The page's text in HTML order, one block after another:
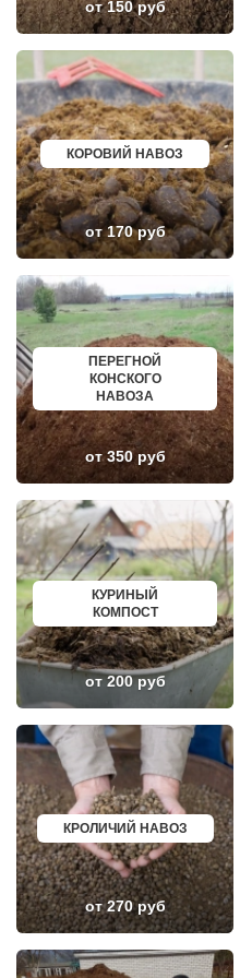
ЛОБНЯ
ЛОПАТИНСКИЙ
ЛОТОШИНО
ЛУКИНО
ЛУНЕВО
ЛУХОВИЦЫ
ЛЫТКАРИНО
ЛЬВОВСКИЙ
ЛЮБЕРЦЫ
ЛЮБУЧАНЫ
МАЛАХОВКА
МАЛИНО
МАМЫРИ
МАРФИНО
МЕНДЕЛЕЕВО
МЕШКОВО
МЕЩЕРИНО
МИХНЕВО
МИШЕРОНСКИЙ
МОЖАЙСК
МОЛОДЕЖНЫЙ
МОЛОКОВО
МОНИНО
МОСКОВСКИЙ
МУХАНОВО
МЫТИЩИ
НАРО-ФОМИНСК
НАХАБИНО
НЕКРАСОВКА
НЕКРАСОВСКИЙ
НЕМЧИНОВКА
НИЖНЕЕ ВАЛУЕВО
НОВИНКИ
НОВОБРАТЦЕВСКИЙ
НОВОИВАНОВСКОЕ
НОВОПЕТРОВСКОЕ
НОВОПОДРЕЗКОВО
НОВОСИНЬКОВО
ОБОЛЕНСК
ОБУХОВО
ОДИНЦОВО
ОЖЕРЕЛЬЕ
ОКТЯБРЬСКИЙ
ОПАЛИХА
ОРЕХОВО-ЗУЕВО
ОСТРОВЦЫ
ПАВЛОВСКАЯ СЛОБОДА
ПАВЛОВСКИЙ ПОСАД
ПЕНИНО
ПЕРВОМАЙСКОЕ
ПЕРЕСВЕТ
ПЕСКИ
ПИРОГОВСКИЙ
ПОВАРОВО
от 150 руб
КОРОВИЙ НАВОЗ
от 170 руб
ПЕРЕГНОЙ
КОНСКОГО
НАВОЗА
от 350 руб
КУРИНЫЙ
КОМПОСТ
от 200 руб
КРОЛИЧИЙ НАВОЗ
от 270 руб